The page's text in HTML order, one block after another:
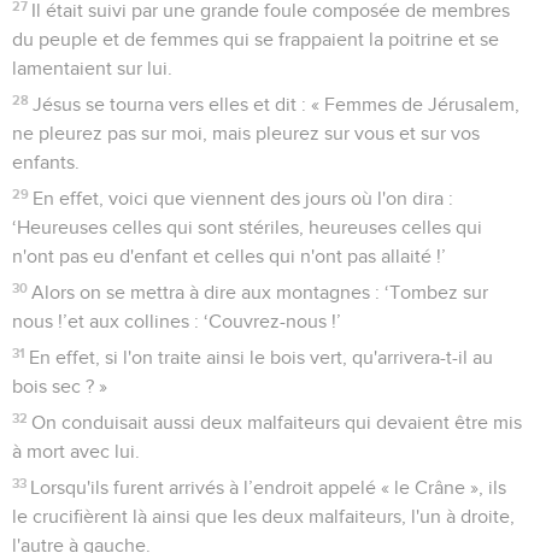
27 Il était suivi par une grande foule composée de membres
du peuple et de femmes qui se frappaient la poitrine et se
lamentaient sur lui.
28 Jésus se tourna vers elles et dit : « Femmes de Jérusalem,
ne pleurez pas sur moi, mais pleurez sur vous et sur vos
enfants.
29 En effet, voici que viennent des jours où l'on dira :
‘Heureuses celles qui sont stériles, heureuses celles qui
n'ont pas eu d'enfant et celles qui n'ont pas allaité !’
30 Alors on se mettra à dire aux montagnes : ‘Tombez sur
nous !’et aux collines : ‘Couvrez-nous !’
31 En effet, si l'on traite ainsi le bois vert, qu'arrivera-t-il au
bois sec ? »
32 On conduisait aussi deux malfaiteurs qui devaient être mis
à mort avec lui.
33 Lorsqu'ils furent arrivés à l’endroit appelé « le Crâne », ils
le crucifièrent là ainsi que les deux malfaiteurs, l'un à droite,
l'autre à gauche.